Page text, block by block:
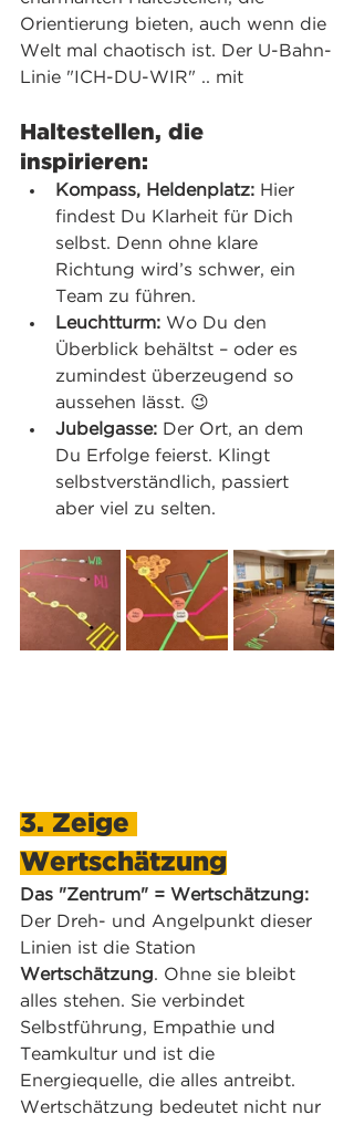
Orientierung bieten, auch wenn die
Welt mal chaotisch ist. Der U-Bahn-
Linie "ICH-DU-WIR" .. mit
Haltestellen, die
inspirieren:
Kompass, Heldenplatz: Hier
findest Du Klarheit für Dich
selbst. Denn ohne klare
Richtung wird’s schwer, ein
Team zu führen.
Leuchtturm: Wo Du den
Überblick behältst – oder es
zumindest überzeugend so
aussehen lässt. 😉
Jubelgasse: Der Ort, an dem
Du Erfolge feierst. Klingt
selbstverständlich, passiert
aber viel zu selten.
3. Zeige
Wertschätzung
Das "Zentrum" = Wertschätzung:
Der Dreh- und Angelpunkt dieser
Linien ist die Station
Wertschätzung. Ohne sie bleibt
alles stehen. Sie verbindet
Selbstführung, Empathie und
Teamkultur und ist die
Energiequelle, die alles antreibt.
Wertschätzung bedeutet nicht nur